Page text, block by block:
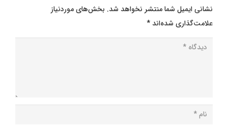
نشانی ایمیل شما منتشر نخواهد شد. بخش‌های موردنیاز
علامت‌گذاری شده‌اند*